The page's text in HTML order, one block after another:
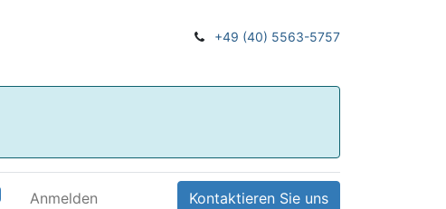
+49 (40) 5563-5757
Anmelden Kontaktieren Sie uns